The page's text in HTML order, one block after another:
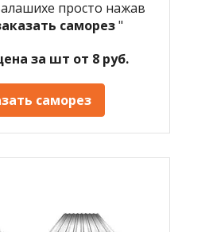
просто нажав
саморез"
за шт от 8 руб.
саморез